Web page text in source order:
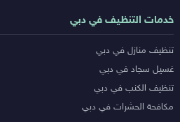
روابط
المدن
خدمات التنظيف في دبي
تنظيف منازل في دبي
غسيل سجاد في دبي
تنظيف الكنب في دبي
مكافحة الحشرات في دبي